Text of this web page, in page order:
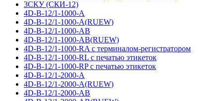
3СКУ (СКИ-12)
4D-B-12/1-1000-A
4D-B-12/1-1000-A(RUEW)
4D-B-12/1-1000-AB
4D-B-12/1-1000-AB(RUEW)
4D-B-12/1-1000-RA с терминалом-регистратором
4D-B-12/1-1000-RL с печатью этикеток
4D-B-12/1-1000-RP с печатью этикеток
4D-B-12/1-2000-A
4D-B-12/1-2000-A(RUEW)
4D-B-12/1-2000-AB